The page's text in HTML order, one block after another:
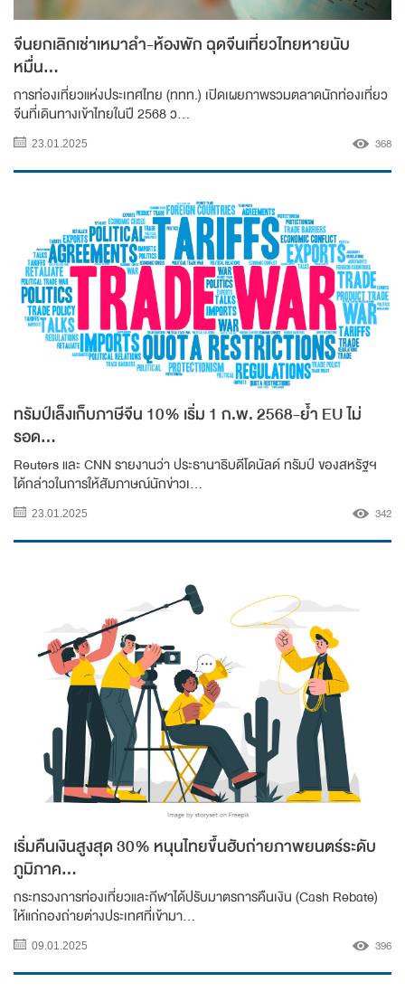
จีนยกเลิกเช่าเหมาลำ-ห้องพัก ฉุดจีนเที่ยวไทยหายนับ
หมื่น...
การท่องเที่ยวแห่งประเทศไทย (ททท.) เปิดเผยภาพรวมตลาดนักท่องเที่ยว
จีนที่เดินทางเข้าไทยในปี 2568 ว...
23.01.2025 368
ทรัมป์เล็งเก็บภาษีจีน 10% เริ่ม 1 ก.พ. 2568-ย้ำ EU ไม่
รอด...
Reuters และ CNN รายงานว่า ประธานาธิบดีโดนัลด์ ทรัมป์ ของสหรัฐฯ
ได้กล่าวในการให้สัมภาษณ์นักข่าวเ...
23.01.2025 342
เริ่มคืนเงินสูงสุด 30% หนุนไทยขึ้นฮับถ่ายภาพยนตร์ระดับ
ภูมิภาค...
กระทรวงการท่องเที่ยวและกีฬาได้ปรับมาตรการคืนเงิน (Cash Rebate)
ให้แก่กองถ่ายต่างประเทศที่เข้ามา...
09.01.2025 396